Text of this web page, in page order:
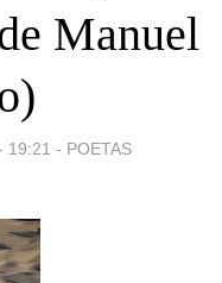
Manuel
19:21 - POETAS